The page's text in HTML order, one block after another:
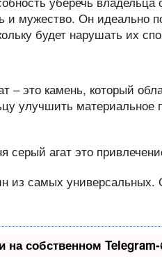
и мужество. Он идеально
будет нарушать их
– это камень, который
улучшить
из самых
на собственном